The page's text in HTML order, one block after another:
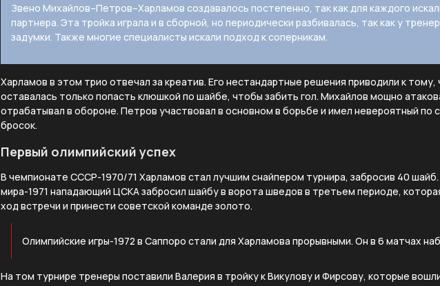
Звено Михайлов–Петров–Харламов создавалось постепенно, так как для каждого
партнера. Эта тройка играла и в сборной, но периодически разбивалась, так как у
задумки. Также многие специалисты искали подход к соперникам.
Харламов в этом трио отвечал за креатив. Его нестандартные решения приводили к тому,
оставалась только попасть клюшкой по шайбе, чтобы забить гол. Михайлов мощно
отрабатывал в обороне. Петров участвовал в основном в борьбе и имел невероятный по
бросок.
Первый олимпийский успех
В чемпионате СССР-1970/71 Харламов стал лучшим снайпером турнира, забросив 40
мира-1971 нападающий ЦСКА забросил шайбу в ворота шведов в третьем периоде,
ход встречи и принести советской команде золото.
Олимпийские игры-1972 в Саппоро стали для Харламова прорывными. Он в 6 матчах
На том турнире тренеры поставили Валерия в тройку к Викулову и Фирсову, которые